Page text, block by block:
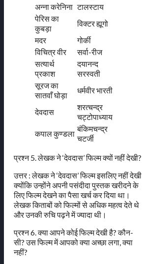
अन्ना करेनिना टालस्टाय
पेरिस का
कुबड़ा
विक्टर ह्यूगो
मदर
गोर्की
विचित्र वीर
सर्वा-रीज
सत्यार्थ
प्रकाश
दयानन्द
सरस्वती
सूरज का
सातवाँ घोड़ा
धर्मवीर भारती
देवदास
शरत्चन्द्र
चट्टोपाध्याय
कपाल कुण्डला
बंकिमचन्द्र
चटर्जी
प्रश्न 5. लेखक ने ‘देवदास’ फिल्म क्यों नहीं देखी?
उत्तर : लेखक ने ‘देवदास’ फिल्म इसलिए नहीं देखी
क्योंकि उन्होंने अपनी पसंदीदा पुस्तक खरीदने के
लिए फिल्म देखने का पैसा खर्च कर दिया था।
लेखक किताबों को फिल्मों से अधिक महत्व देते थे
और उनकी रुचि पढ़ने में ज्यादा थी।
प्रश्न 6. क्या आपने कोई फिल्म देखी है? कौन-
सी? उस फिल्म में आपको क्या अच्छा लगा, क्या
नहीं?